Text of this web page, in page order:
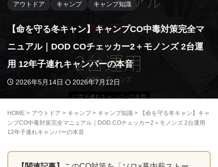
アウトドア キャンプ キャンプ知識
【命を守る冬キャン】キャンプCO中毒対策完全マ
ニュアル｜DOD COチェッカー2＋モノンズ 2台運
用 12年子連れキャンパーの本音
2026年5月14日 2026年7月12日
HOME > アウトドア > キャンプ > キャンプ知識 >
【命を守る冬キャン】キャ
ンプCO中毒対策完全マニュアル｜DOD COチェッカー2＋モノンズ 2台運用
12年子連れキャンパーの本音